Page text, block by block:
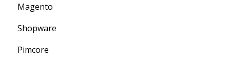
E-Mail
PCI-DSS
Penetrationstest
Magento
Information
Shopware
Anleitung
Pimcore